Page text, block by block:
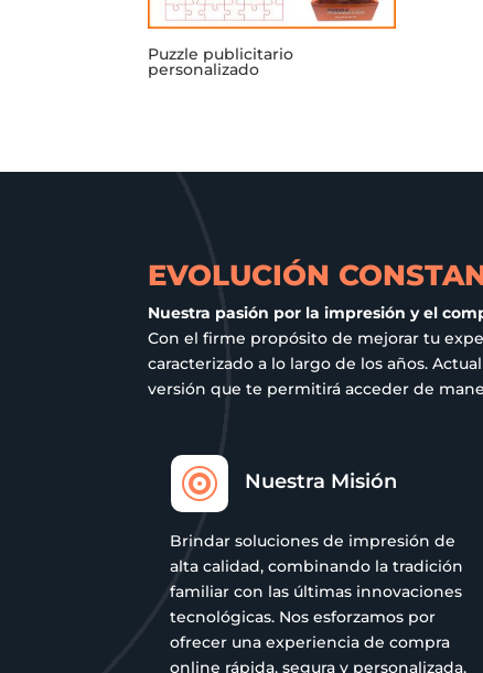
Puzzle publicitario
personalizado
EVOLUCIÓN
Nuestra pasión por la impresión y el
Con el firme propósito de mejorar tu
caracterizado a lo largo de los años.
versión que te permitirá acceder de
 Nuestra Misión
Brindar soluciones de impresión de
alta calidad, combinando la tradición
familiar con las últimas innovaciones
tecnológicas. Nos esforzamos por
ofrecer una experiencia de compra
online rápida, segura y personalizada,